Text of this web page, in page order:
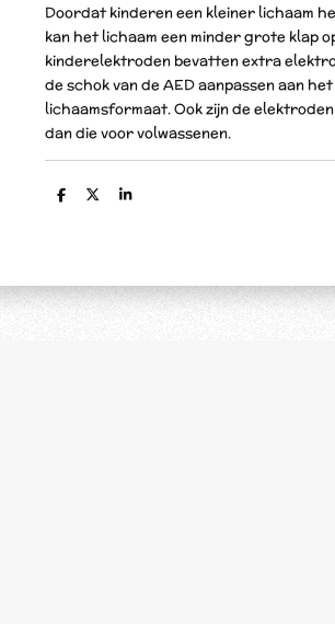
Doordat kinderen een kleiner lichaam
kan het lichaam een minder grote klap
kinderelektroden bevatten extra
de schok van de AED aanpassen aan
lichaamsformaat. Ook zijn de
dan die voor volwassenen.
D
D
S